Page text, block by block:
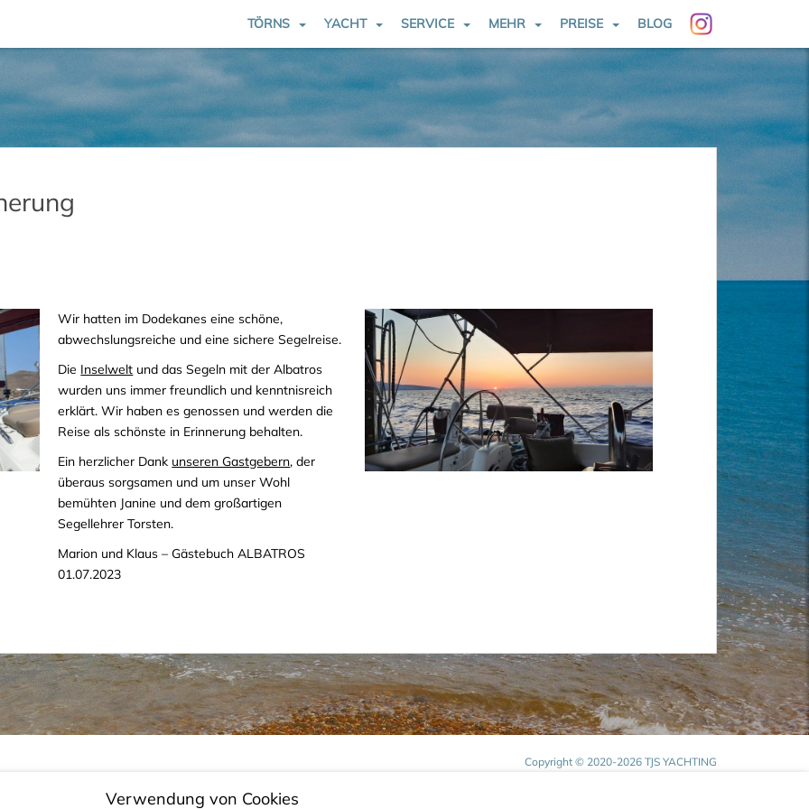
TÖRNS
YACHT SERVICE MEHR PREISE BLOG
Wir hatten im Dodekanes eine schöne,
abwechslungsreiche und eine sichere Segelreise.
Die Inselwelt und das Segeln mit der Albatros
wurden uns immer freundlich und kenntnisreich
erklärt. Wir haben es genossen und werden die
Reise als schönste in Erinnerung behalten.
Ein herzlicher Dank unseren Gastgebern, der
überaus sorgsamen und um unser Wohl
bemühten Janine und dem großartigen
Segellehrer Torsten.
Marion und Klaus – Gästebuch ALBATROS
01.07.2023
Copyright © 2020-2026 TJS YACHTING
Verwendung von Cookies